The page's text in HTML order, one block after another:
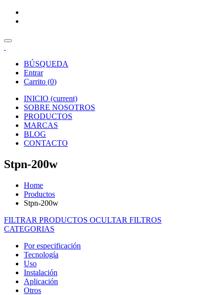
BÚSQUEDA
Entrar
Carrito (0)
INICIO (current)
SOBRE NOSOTROS
PRODUCTOS
MARCAS
BLOG
CONTACTO
Stpn-200w
Home
Productos
Stpn-200w
FILTRAR PRODUCTOS OCULTAR FILTROS
CATEGORIAS
Por especificación
Tecnología
Uso
Instalación
Aplicación
Otros